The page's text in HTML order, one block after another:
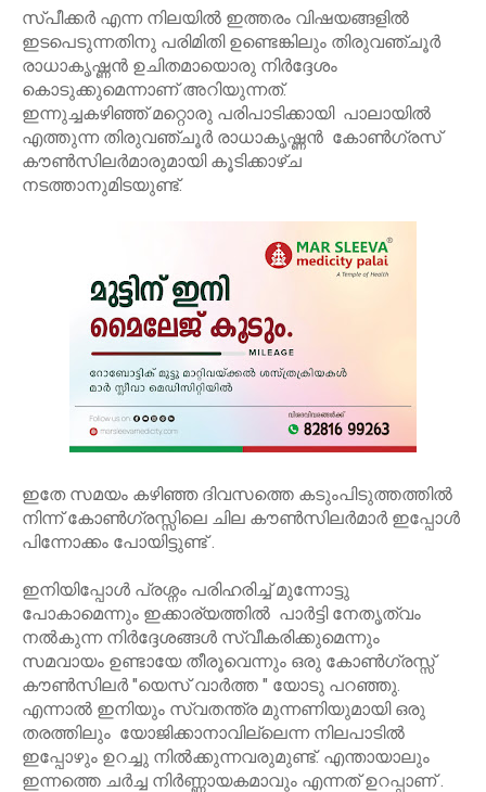
സ്പീക്കർ എന്ന നിലയിൽ ഇത്തരം വിഷയങ്ങളിൽ
ഇടപെടുന്നതിനു പരിമിതി ഉണ്ടെങ്കിലും തിരുവഞ്ചൂർ
രാധാകൃഷ്ണൻ ഉചിതമായൊരു നിർദ്ദേശം
കൊടുക്കുമെന്നാണ് അറിയുന്നത്.
ഇന്നുച്ചകഴിഞ്ഞ് മറ്റൊരു പരിപാടിക്കായി പാലായിൽ
എത്തുന്ന തിരുവഞ്ചൂർ രാധാകൃഷ്ണൻ കോൺഗ്രസ്
കൗൺസിലർമാരുമായി കൂടിക്കാഴ്ച
നടത്താനുമിടയുണ്ട്.
ഇതേ സമയം കഴിഞ്ഞ ദിവസത്തെ കടുംപിടുത്തത്തിൽ
നിന്ന് കോൺഗ്രസ്സിലെ ചില കൗൺസിലർമാർ ഇപ്പോൾ
പിന്നോക്കം പോയിട്ടുണ്ട് .
ഇനിയിപ്പോൾ പ്രശ്നം പരിഹരിച്ച് മുന്നോട്ടു
പോകാമെന്നും ഇക്കാര്യത്തിൽ പാർട്ടി നേതൃത്വം
നൽകുന്ന നിർദ്ദേശങ്ങൾ സ്വീകരിക്കുമെന്നും
സമവായം ഉണ്ടായേ തീരൂവെന്നും ഒരു കോൺഗ്രസ്സ്
കൗൺസിലർ "യെസ് വാർത്ത " യോടു പറഞ്ഞു.
എന്നാൽ ഇനിയും സ്വതന്ത്ര മുന്നണിയുമായി ഒരു
തരത്തിലും യോജിക്കാനാവില്ലെന്ന നിലപാടിൽ
ഇപ്പോഴും ഉറച്ചു നിൽക്കുന്നവരുമുണ്ട്. എന്തായാലും
ഇന്നത്തെ ചർച്ച നിർണ്ണായകമാവും എന്നത് ഉറപ്പാണ് .